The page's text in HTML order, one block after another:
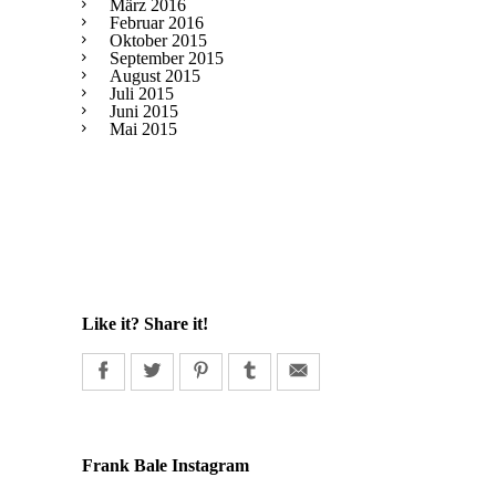
März 2016
Februar 2016
Oktober 2015
September 2015
August 2015
Juli 2015
Juni 2015
Mai 2015
Like it? Share it!
Frank Bale Instagram